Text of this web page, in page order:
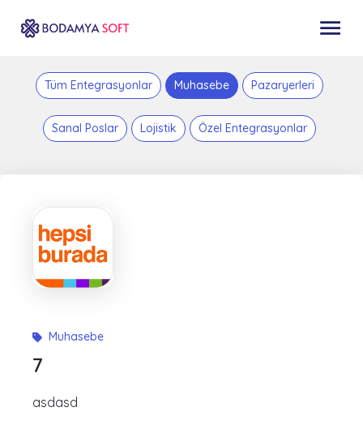
Tüm Entegrasyonlar Muhasebe Pazaryerleri
Sanal Poslar Lojistik Özel Entegrasyonlar
Muhasebe
7
asdasd